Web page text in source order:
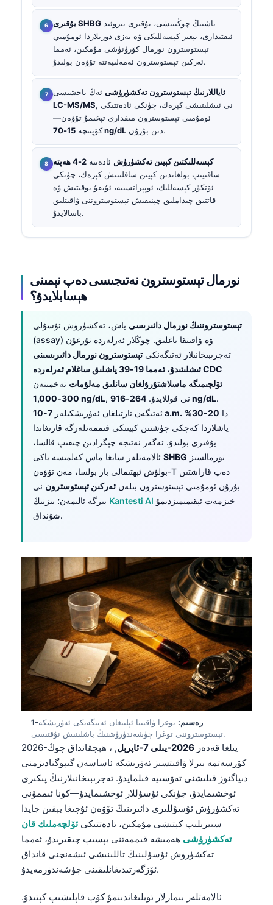
يۇقىرى SHBG
ئىقتىدارى، بېغىر كېسەللىكى ۋە بەزى دورىلاردا ئومۇمىي
تېستوسترون نورمال كۆرۈنۈشى مۇمكىن، ئەمما
ئەركىن تېستوسترون ئەمەلىيەتتە تۆۋەن بولىدۇ.
ئاياللارنىڭ تېستوسترون تەكشۈرۈشى ئەڭ ياخشىسى
LC-MS/MS, نى ئىشلىتىشى كېرەك، چۈنكى ئادەتتىكى
ئومۇمىي تېستوسترون مىقدارى تېخىمۇ تۆۋەن—
كۆپىنچە15-70 ng/dL دىن بۇرۇن.
كېسەللىكتىن كېيىن تەكشۈرۈش ئادەتتە 2-4 ھەپتە
ساقىيىپ بولغاندىن كېيىن ساقلىنىش كېرەك، چۈنكى
ئۆتكۈر كېسەللىك، ئوپېراتسىيە، ئۇيقۇ يوقىتىش ۋە
قاتتىق چىداملىق چېنىقىش تېستوستروننى ۋاقىتلىق
باسالايدۇ.
نورمال تېستوسترون نەتىجىسى دەپ نېمىنى
ھېسابلايدۇ؟
تېستوستروننىڭ نورمال دائىرىسى ياش، تەكشۈرۈش ئۇسۇلى
(assay) ۋە ۋاقىتقا باغلىق. چوڭلار ئەرلەردە نۇرغۇن
تەجرىبىخانىلار ئەتىگەنكى تېستوسترون نورمال دائىرىسىنى
ئىشلىتىدۇ، ئەمما 19-39 ياشلىق ساغلام ئەرلەردە CDC
ئۆلچىمىگە ماسلاشتۇرۇلغان سانلىق مەلۇمات تەخمىنەن
300-1,000 ng/dL
, نى قوللايدۇ. 264-916 ng/dL.
ئەتىگەن تارتىلغان ئەۋرىشكىلەر 7-10 a.m. دا 20-30%
ياشلاردا كەچكى چۈشتىن كېيىنكى قىممەتلەرگە قارىغاندا
يۇقىرى بولىدۇ. ئەگەر نەتىجە چېگرادىن چىقىپ قالسا،
SHBG
بولۇش ئېھتىمالى بار بولسا، مەن تۆۋەن-T دەپ قاراشتىن
بۇرۇن ئومۇمىي تېستوسترون بىلەن ئەركىن تېستوسترون نى
Kantesti AI
شۇنداق.
1-رەسىم: توغرا ۋاقىتتا ئېلىنغان ئەتىگەنكى ئەۋرىشكە
تېستوستروننى توغرا چۈشەندۈرۈشنىڭ باشلىنىش نۇقتىسى.
2026-يىلغا قەدەر 2026-يىلى 7-ئاپرېل
, ، ھېچقانداق چوڭ
كۆرسەتمە بىرلا ۋاقىتسىز ئەۋرىشكە ئاساسەن گىپوگنادىزمنى
دىياگنوز قىلىشنى تەۋسىيە قىلمايدۇ. تەجرىبىخانىلارنىڭ پىكىرى
ئوخشىمايدۇ، چۈنكى ئۇسۇللار ئوخشىمايدۇ—كونا ئىممۇنى
تەكشۈرۈش ئۇسۇللىرى دائىرىنىڭ تۆۋەن ئۇچىغا يېقىن جايدا
سىيرىلىپ كېتىشى مۇمكىن، ئادەتتىكى ئۆلچەملىك قان
تەكشۈرۈشى ھەمىشە قىممەتنى بېسىپ چىقىرىدۇ، ئەمما
تەكشۈرۈش ئۇسۇلىنىڭ تاللىنىشى ئىشەنچنى قانداق
ئۆزگەرتىدىغانلىقىنى چۈشەندۈرمەيدۇ.
ئالامەتلەر بىمارلار ئويلىغاندىنمۇ كۆپ قاپلىشىپ كېتىدۇ.